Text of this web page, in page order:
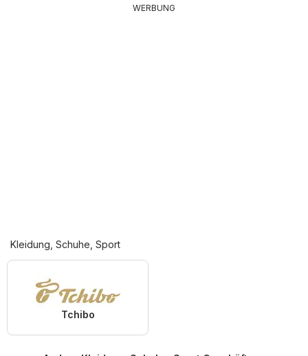
WERBUNG
Kleidung, Schuhe, Sport
Tchibo